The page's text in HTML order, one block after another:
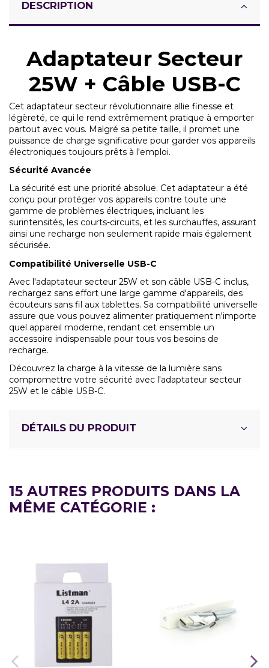
DESCRIPTION
Adaptateur Secteur
25W + Câble USB-C
Cet adaptateur secteur révolutionnaire allie finesse et
légèreté, ce qui le rend extrêmement pratique à emporter
partout avec vous. Malgré sa petite taille, il promet une
puissance de charge significative pour garder vos appareils
électroniques toujours prêts à l'emploi.
Sécurité Avancée
La sécurité est une priorité absolue. Cet adaptateur a été
conçu pour protéger vos appareils contre toute une
gamme de problèmes électriques, incluant les
surintensités, les courts-circuits, et les surchauffes, assurant
ainsi une recharge non seulement rapide mais également
sécurisée.
Compatibilité Universelle USB-C
Avec l'adaptateur secteur 25W et son câble USB-C inclus,
rechargez sans effort une large gamme d'appareils, des
écouteurs sans fil aux tablettes. Sa compatibilité universelle
assure que vous pouvez alimenter pratiquement n'importe
quel appareil moderne, rendant cet ensemble un
accessoire indispensable pour tous vos besoins de
recharge.
Découvrez la charge à la vitesse de la lumière sans
compromettre votre sécurité avec l'adaptateur secteur
25W et le câble USB-C.
DÉTAILS DU PRODUIT
15 AUTRES PRODUITS DANS LA
MÊME CATÉGORIE :